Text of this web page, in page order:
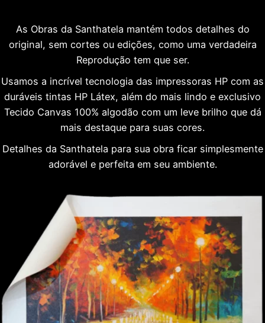
As Obras da Santhatela mantém todos detalhes do
original, sem cortes ou edições, como uma verdadeira
Reprodução tem que ser.
Usamos a incrível tecnologia das impressoras HP com as
duráveis tintas HP Látex, além do mais lindo e exclusivo
Tecido Canvas 100% algodão com um leve brilho que dá
mais destaque para suas cores.
Detalhes da Santhatela para sua obra ficar simplesmente
adorável e perfeita em seu ambiente.